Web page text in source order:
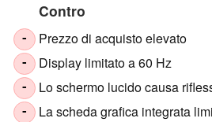
Contro
- Prezzo di acquisto elevato
- Display limitato a 60 Hz
- Lo schermo lucido causa
-
La scheda grafica integrata